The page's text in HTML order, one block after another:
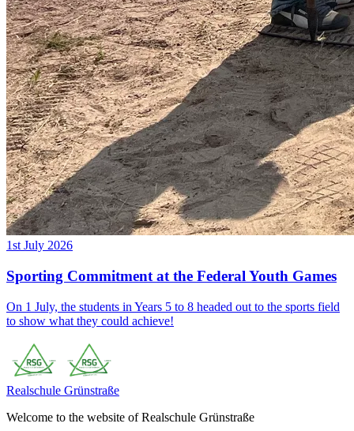
1st July 2026
Sporting Commitment at the Federal Youth Games
On 1 July, the students in Years 5 to 8 headed out to the sports field
to show what they could achieve!
Realschule Grünstraße
Welcome to the website of Realschule Grünstraße